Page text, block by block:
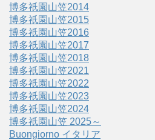
博多祇園山笠2014
博多祇園山笠2015
博多祇園山笠2016
博多祇園山笠2017
博多祇園山笠2018
博多祇園山笠2021
博多祇園山笠2022
博多祇園山笠2023
博多祇園山笠2024
博多祇園山笠 2025～
Buongiorno イタリア